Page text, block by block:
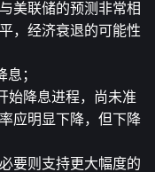
美联储的预测非常相
，经济衰退的可能性
；
始降息进程，尚未准
应明显下降，但下降
要则支持更大幅度的